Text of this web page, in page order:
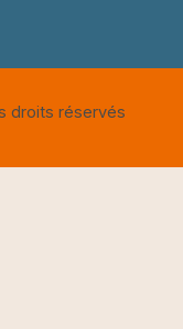
droits réservés